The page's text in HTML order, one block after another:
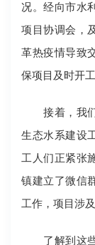
况。经向市水
项目协调会，
革热疫情导致
保项目及时开
接着，我们
生态水系建设
工人们正紧张
镇建立了微信
工作，项目涉
了解到这些